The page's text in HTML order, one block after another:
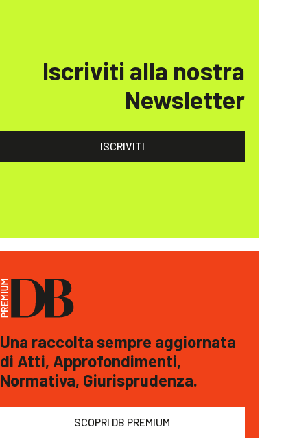
Iscriviti alla nostra
Newsletter
ISCRIVITI
Una raccolta sempre aggiornata
di Atti, Approfondimenti,
Normativa, Giurisprudenza.
SCOPRI DB PREMIUM